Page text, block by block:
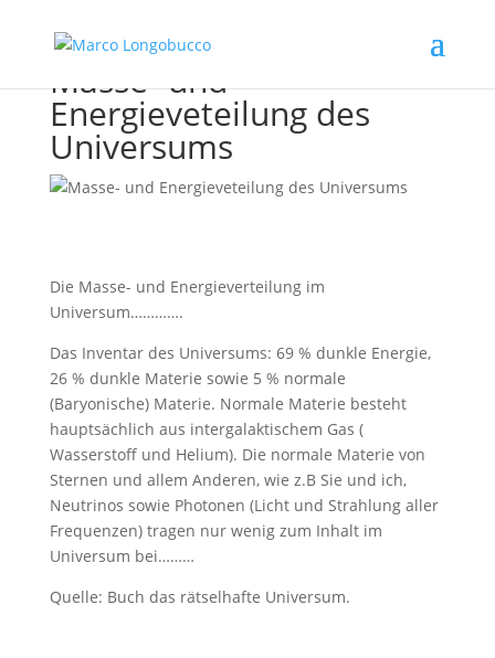
Masse- und
Energieveteilung des
Universums
Die Masse- und Energieverteilung im
Universum………….
Das Inventar des Universums: 69 % dunkle Energie,
26 % dunkle Materie sowie 5 % normale
(Baryonische) Materie. Normale Materie besteht
hauptsächlich aus intergalaktischem Gas (
Wasserstoff und Helium). Die normale Materie von
Sternen und allem Anderen, wie z.B Sie und ich,
Neutrinos sowie Photonen (Licht und Strahlung aller
Frequenzen) tragen nur wenig zum Inhalt im
Universum bei………
Quelle: Buch das rätselhafte Universum.